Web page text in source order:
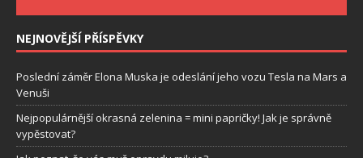
NEJNOVĚJŠÍ PŘÍSPĚVKY
Poslední záměr Elona Muska je odeslání jeho vozu Tesla na Mars a
Venuši
Nejpopulárnější okrasná zelenina = mini papričky! Jak je správně
vypěstovat?